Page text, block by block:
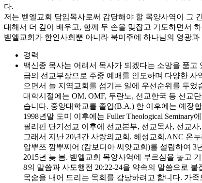
다.
저는 벧엘교회 담임목사로써 감당해야 할 목양사역이 그
대해서 더 깊이 배우고, 함께 두 손을 맞잡고 기도하면서
벧엘교회가 한인사회뿐 아니라 북미주에 하나님의 영광
경력
백신종 목사는 어려서 목사가 되겠다는 소망을 품
급의 선교부장으로 주중 예배를 인도하며 다양한
으면서 늘 지역교회를 섬기는 일에 우선순위를 두었
대학시절에는 OM, OMF, 두란노, 선교한국 등 선교
습니다. 중앙대학교를 졸업(B.A.) 한 이후에는 예장
1998년말 도미 이후에는 Fuller Theological
필리핀 단기선교 이후에 선교본부, 선교목사, 선교
그래서 지난 20년간 사랑의교회, 혜성교회,ANC 온
압뿌쯔 깜뿌찌어 (캄보디아 씨앗교회)를 설립하여 3
2015년 늦 봄. 벧엘교회 목양사역에 부르심을 놓고
8의 말씀과 사도행전 20:22-24을 약속의 말씀으로
목숨을 내어 드리는 목회를 감당하려고 합니다. 가